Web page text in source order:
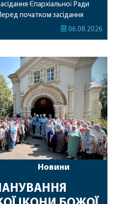
Єпархіальної Ради
початком засідання
Ради від імені членів Ради
здоров’я, Божої
радості та
у подальшому
[…]
06.08.2026
Новини